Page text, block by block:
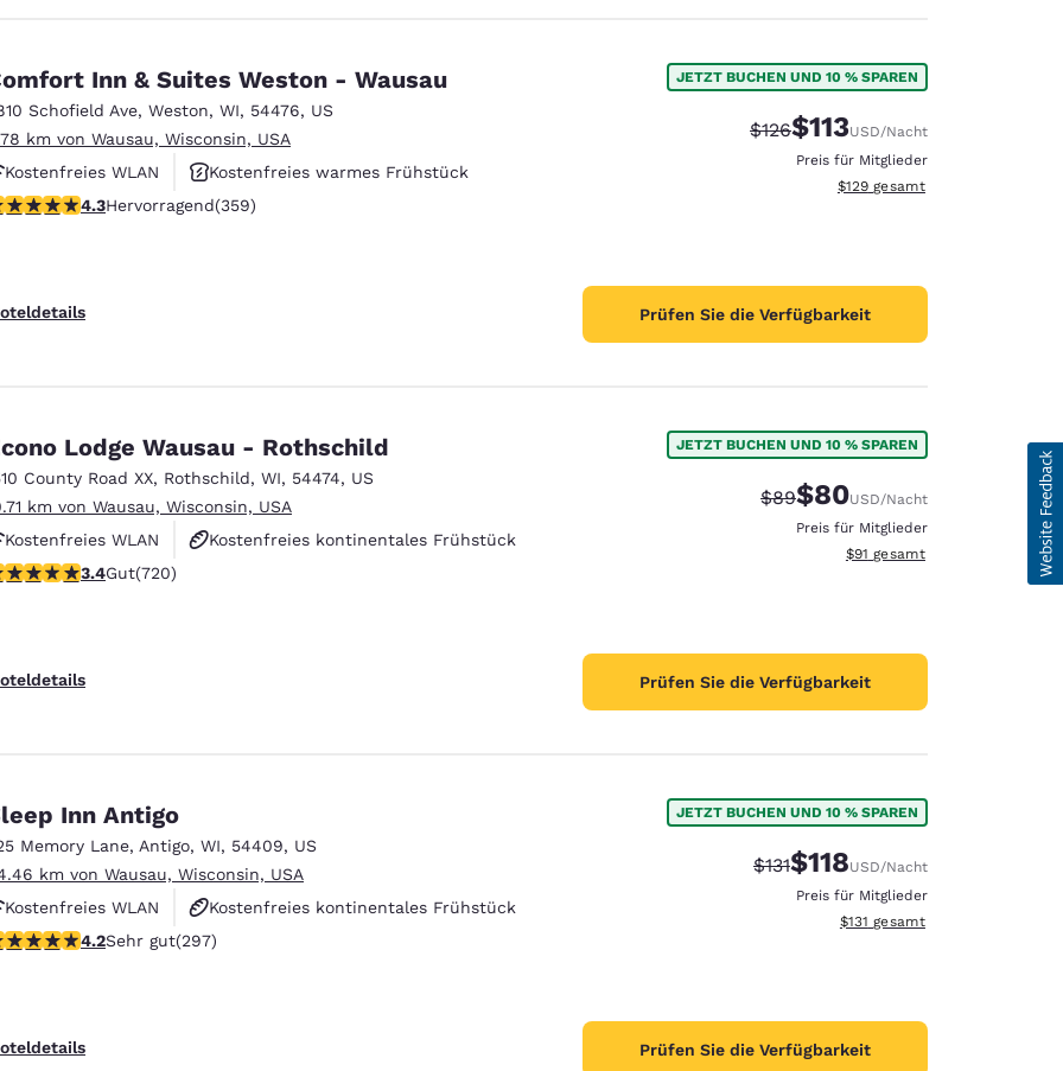
Inn & Suites Weston - Wausau
Schofield Ave, Weston, WI, 54476, US
km von Wausau, Wisconsin, USA
Kostenfreies WLAN
Kostenfreies warmes Frühstück
Haustierfreundlich
Sterne-Bewertung. Hervorragend. 359 Bewertungen
4.3Hervorragend(359)
JETZT BUCHEN UND 10 % SPAREN
Durchgestrichener Preis:
$126Vergünstigter Preis:
$113USD/Nacht
Preis für Mitglieder
Geschätzte Gesamtdetails
$129 gesamt
Prüfen Sie die Verfügbarkeit
Lodge Wausau - Rothschild
County Road XX, Rothschild, WI, 54474, US
km von Wausau, Wisconsin, USA
Kostenfreies WLAN
Kostenfreies kontinentales Frühstück
Haustierfreundlich
Sterne-Bewertung. Gut. 720 Bewertungen
3.4Gut(720)
JETZT BUCHEN UND 10 % SPAREN
Durchgestrichener Preis:
$89Vergünstigter Preis:
$80USD/Nacht
Preis für Mitglieder
Geschätzte Gesamtdetails
$91 gesamt
Prüfen Sie die Verfügbarkeit
Inn Antigo
Memory Lane, Antigo, WI, 54409, US
km von Wausau, Wisconsin, USA
Kostenfreies WLAN
Kostenfreies kontinentales Frühstück
Kostenfreies warmes Frühstück
Sterne-Bewertung. Sehr gut. 297 Bewertungen
4.2Sehr gut(297)
JETZT BUCHEN UND 10 % SPAREN
Durchgestrichener Preis:
$131Vergünstigter Preis:
$118USD/Nacht
Preis für Mitglieder
Geschätzte Gesamtdetails
$131 gesamt
Prüfen Sie die Verfügbarkeit